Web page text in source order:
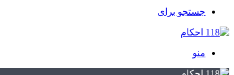
جستجو برای
منو